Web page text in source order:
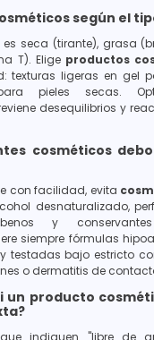
según el
seca (tirante), grasa
T). Elige productos
texturas ligeras en gel
pieles secas.
desequilibrios y
cosméticos
con facilidad, evita
desnaturalizado,
y
siempre fórmulas
testadas bajo estricto
o dermatitis de
un producto
indiquen "libre de